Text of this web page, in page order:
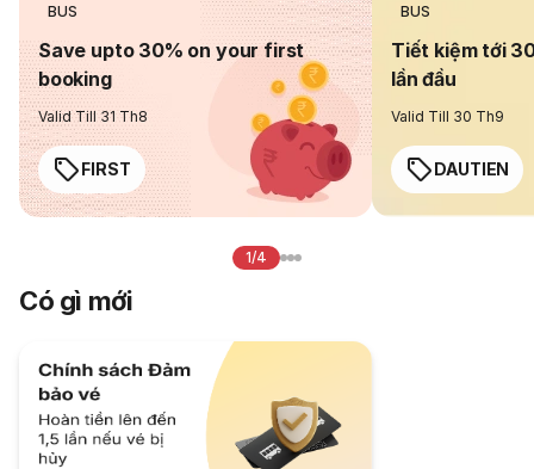
BUS
Save upto 30% on your first
booking
Valid Till 31 Th8
FIRST
BUS
Tiết kiệm tới
lần đầu
Valid Till 30 Th9
DAUTIEN
1/4
Có gì mới